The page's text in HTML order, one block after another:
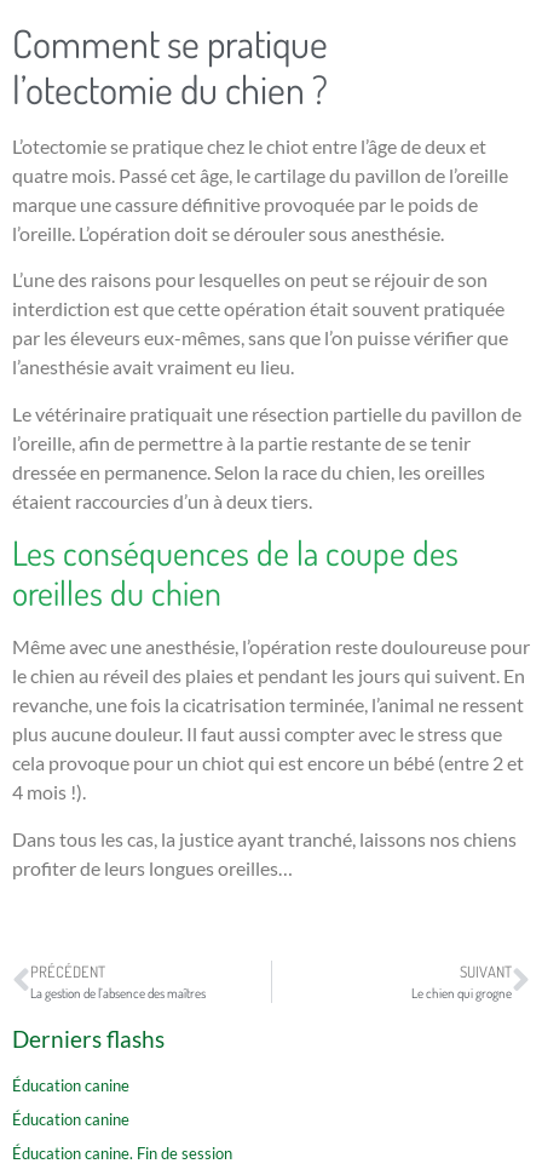
Comment se pratique
l’otectomie du chien ?
L’otectomie se pratique chez le chiot entre l’âge de deux et
quatre mois. Passé cet âge, le cartilage du pavillon de l’oreille
marque une cassure définitive provoquée par le poids de
l’oreille. L’opération doit se dérouler sous anesthésie.
L’une des raisons pour lesquelles on peut se réjouir de son
interdiction est que cette opération était souvent pratiquée
par les éleveurs eux-mêmes, sans que l’on puisse vérifier que
l’anesthésie avait vraiment eu lieu.
Le vétérinaire pratiquait une résection partielle du pavillon de
l’oreille, afin de permettre à la partie restante de se tenir
dressée en permanence. Selon la race du chien, les oreilles
étaient raccourcies d’un à deux tiers.
Les conséquences de la coupe des
oreilles du chien
Même avec une anesthésie, l’opération reste douloureuse pour
le chien au réveil des plaies et pendant les jours qui suivent. En
revanche, une fois la cicatrisation terminée, l’animal ne ressent
plus aucune douleur. Il faut aussi compter avec le stress que
cela provoque pour un chiot qui est encore un bébé (entre 2 et
4 mois !).
Dans tous les cas, la justice ayant tranché, laissons nos chiens
profiter de leurs longues oreilles…
PRÉCÉDENT
La gestion de l’absence des maîtres
SUIVANT
Le chien qui grogne
Derniers flashs
Éducation canine
Éducation canine
Éducation canine. Fin de session